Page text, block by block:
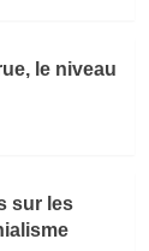
le niveau
sur les